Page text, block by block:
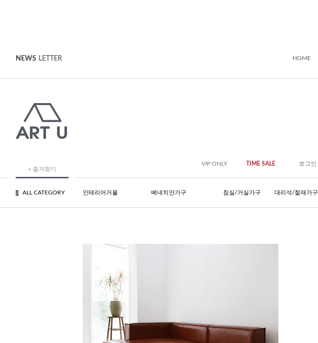
NEWS LETTER HOME
+ 즐겨찾기
VIP ONLY TIME SALE 로그인
ALL CATEGORY 인테리어거울 베네치안가구 침실/거실가구 대리석/철재가구